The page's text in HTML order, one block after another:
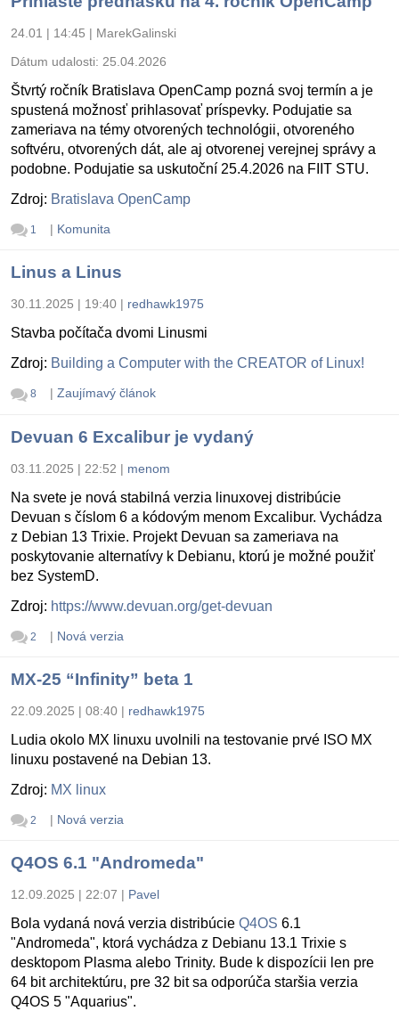
24.01 | 14:45 | MarekGalinski
Dátum udalosti: 25.04.2026
Štvrtý ročník Bratislava OpenCamp pozná svoj termín a je
spustená možnosť prihlasovať príspevky. Podujatie sa
zameriava na témy otvorených technológii, otvoreného
softvéru, otvorených dát, ale aj otvorenej verejnej správy a
podobne. Podujatie sa uskutoční 25.4.2026 na FIIT STU.
Zdroj: Bratislava OpenCamp
1 | Komunita
Linus a Linus
30.11.2025 | 19:40 | redhawk1975
Stavba počítača dvomi Linusmi
Zdroj: Building a Computer with the CREATOR of Linux!
8 | Zaujímavý článok
Devuan 6 Excalibur je vydaný
03.11.2025 | 22:52 | menom
Na svete je nová stabilná verzia linuxovej distribúcie
Devuan s číslom 6 a kódovým menom Excalibur. Vychádza
z Debian 13 Trixie. Projekt Devuan sa zameriava na
poskytovanie alternatívy k Debianu, ktorú je možné použiť
bez SystemD.
Zdroj: https://www.devuan.org/get-devuan
2 | Nová verzia
MX-25 “Infinity” beta 1
22.09.2025 | 08:40 | redhawk1975
Ludia okolo MX linuxu uvolnili na testovanie prvé ISO MX
linuxu postavené na Debian 13.
Zdroj: MX linux
2 | Nová verzia
Q4OS 6.1 "Andromeda"
12.09.2025 | 22:07 | Pavel
Bola vydaná nová verzia distribúcie Q4OS 6.1
"Andromeda", ktorá vychádza z Debianu 13.1 Trixie s
desktopom Plasma alebo Trinity. Bude k dispozícii len pre
64 bit architektúru, pre 32 bit sa odporúča staršia verzia
Q4OS 5 "Aquarius".